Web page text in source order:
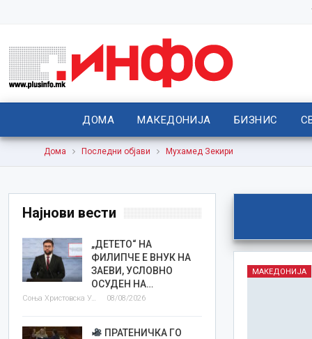
ДОМА МАКЕДОНИЈА БИЗНИС
Дома Последни објави Мухамед Зекири
МАКЕДОНИЈА
Најнови вести
„ДЕТЕТО“ НА
ФИЛИПЧЕ Е ВНУК НА
ЗАЕВИ, УСЛОВНО
ОСУДЕН НА…
Соња Христовска Угриновска 08/08/2026
ПРАТЕНИЧКА ГО